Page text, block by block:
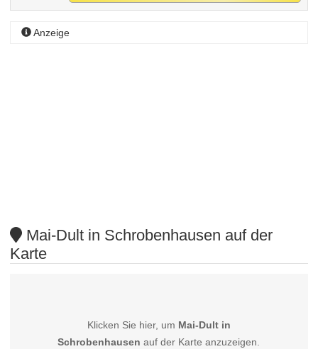
Anzeige
Mai-Dult in Schrobenhausen auf der
Karte
Klicken Sie hier, um Mai-Dult in
Schrobenhausen auf der Karte anzuzeigen.